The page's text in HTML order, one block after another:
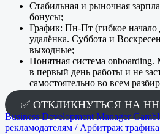
Стабильная и рыночная
бонусы;
График: Пн-Пт (гибкое начало
удалёнка. Суббота и
выходные;
Понятная система
в первый день работы и не
самостоятельно во всем
✅ ОТКЛИКНУТЬСЯ НА HH
Business Development Manager
рекламодателям / Арбитраж трафика